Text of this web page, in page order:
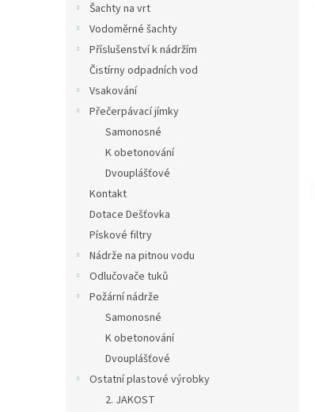
Šachty na vrt
Vodoměrné šachty
Příslušenství k nádržím
Čistírny odpadních vod
Vsakování
Přečerpávací jímky
Samonosné
K obetonování
Dvouplášťové
Kontakt
Dotace Dešťovka
Pískové filtry
Nádrže na pitnou vodu
Odlučovače tuků
Požární nádrže
Samonosné
K obetonování
Dvouplášťové
Ostatní plastové výrobky
2. JAKOST